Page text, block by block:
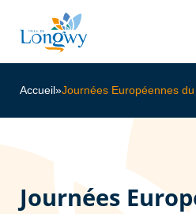
Accueil»Journées Européennes
Journées
Panneau de gestion des cookies